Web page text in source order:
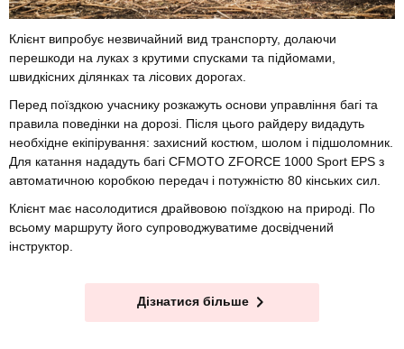
Клієнт випробує незвичайний вид транспорту, долаючи
перешкоди на луках з крутими спусками та підйомами,
швидкісних ділянках та лісових дорогах.
Перед поїздкою учаснику розкажуть основи управління багі та
правила поведінки на дорозі. Після цього райдеру видадуть
необхідне екіпірування: захисний костюм, шолом і підшоломник.
Для катання нададуть багі CFMOTO ZFORCE 1000 Sport EPS з
автоматичною коробкою передач і потужністю 80 кінських сил.
Клієнт має насолодитися драйвовою поїздкою на природі. По
всьому маршруту його супроводжуватиме досвідчений
інструктор.
Дізнатися більше